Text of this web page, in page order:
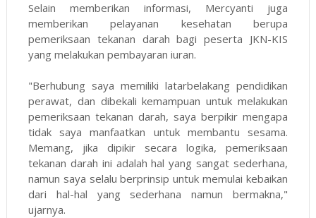
Selain memberikan informasi, Mercyanti juga
memberikan pelayanan kesehatan berupa
pemeriksaan tekanan darah bagi peserta JKN-KIS
yang melakukan pembayaran iuran.
"Berhubung saya memiliki latarbelakang pendidikan
perawat, dan dibekali kemampuan untuk melakukan
pemeriksaan tekanan darah, saya berpikir mengapa
tidak saya manfaatkan untuk membantu sesama.
Memang, jika dipikir secara logika, pemeriksaan
tekanan darah ini adalah hal yang sangat sederhana,
namun saya selalu berprinsip untuk memulai kebaikan
dari hal-hal yang sederhana namun bermakna,"
ujarnya.